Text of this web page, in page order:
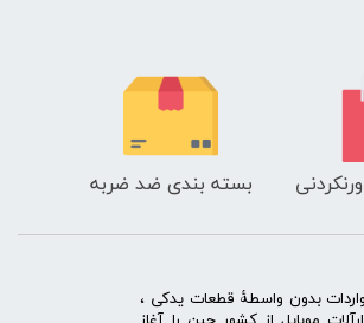
بسته بندی ضد ضربه
​پرشیا از سال 87 واردات بدون واسطۀ قطعات یدکی ،